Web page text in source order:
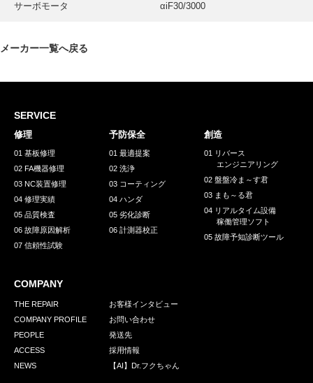
サーボモータ αiF30/3000
メーカー一覧へ戻る
SERVICE
修理
01 基板修理
02 FA機器修理
03 NC装置修理
04 修理実績
05 品質検査
06 故障原因解析
07 信頼性試験
予防保全
01 最適提案
02 洗浄
03 コーティング
04 ハンダ
05 劣化診断
06 計測器校正
創造
01 リバース
エンジニアリング
02 盤盤冷ま～す君
03 まも～る君
04 リアルタイム設備
稼働管理ソフト
05 故障予知診断ツール
COMPANY
THE REPAIR
COMPANY PROFILE
PEOPLE
ACCESS
NEWS
お客様インタビュー
お問い合わせ
発送先
採用情報
【AI】Dr.フクちゃん